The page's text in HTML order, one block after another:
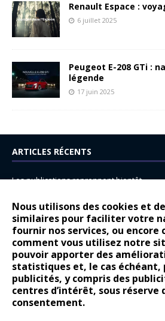
Nous utilisons des cookies et
similaires pour faciliter votre
fournir nos services, ou encore
comment vous utilisez notre
pouvoir apporter des
statistiques et, le cas échéant,
publicités, y compris des
centres d’intérêt, sous réserve
consentement.
Renault Espace :
6 juillet 2025
Peugeot E-208 GTi :
légende
17 juin 2025
ARTICLES RÉCENTS
Les publications reprennent bientôt…
14 juillet : nouveau film de marque pour
Renault Espace : voyage, voyage…
Peugeot E-208 GTi : naissance d’une
COMMENTAIRES RÉCENTS
Bernard Dardartdans